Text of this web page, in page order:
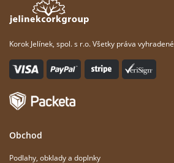
Korok Jelínek, spol. s r.o. Všetky práva vyhradené
Obchod
Podlahy, obklady a doplnky